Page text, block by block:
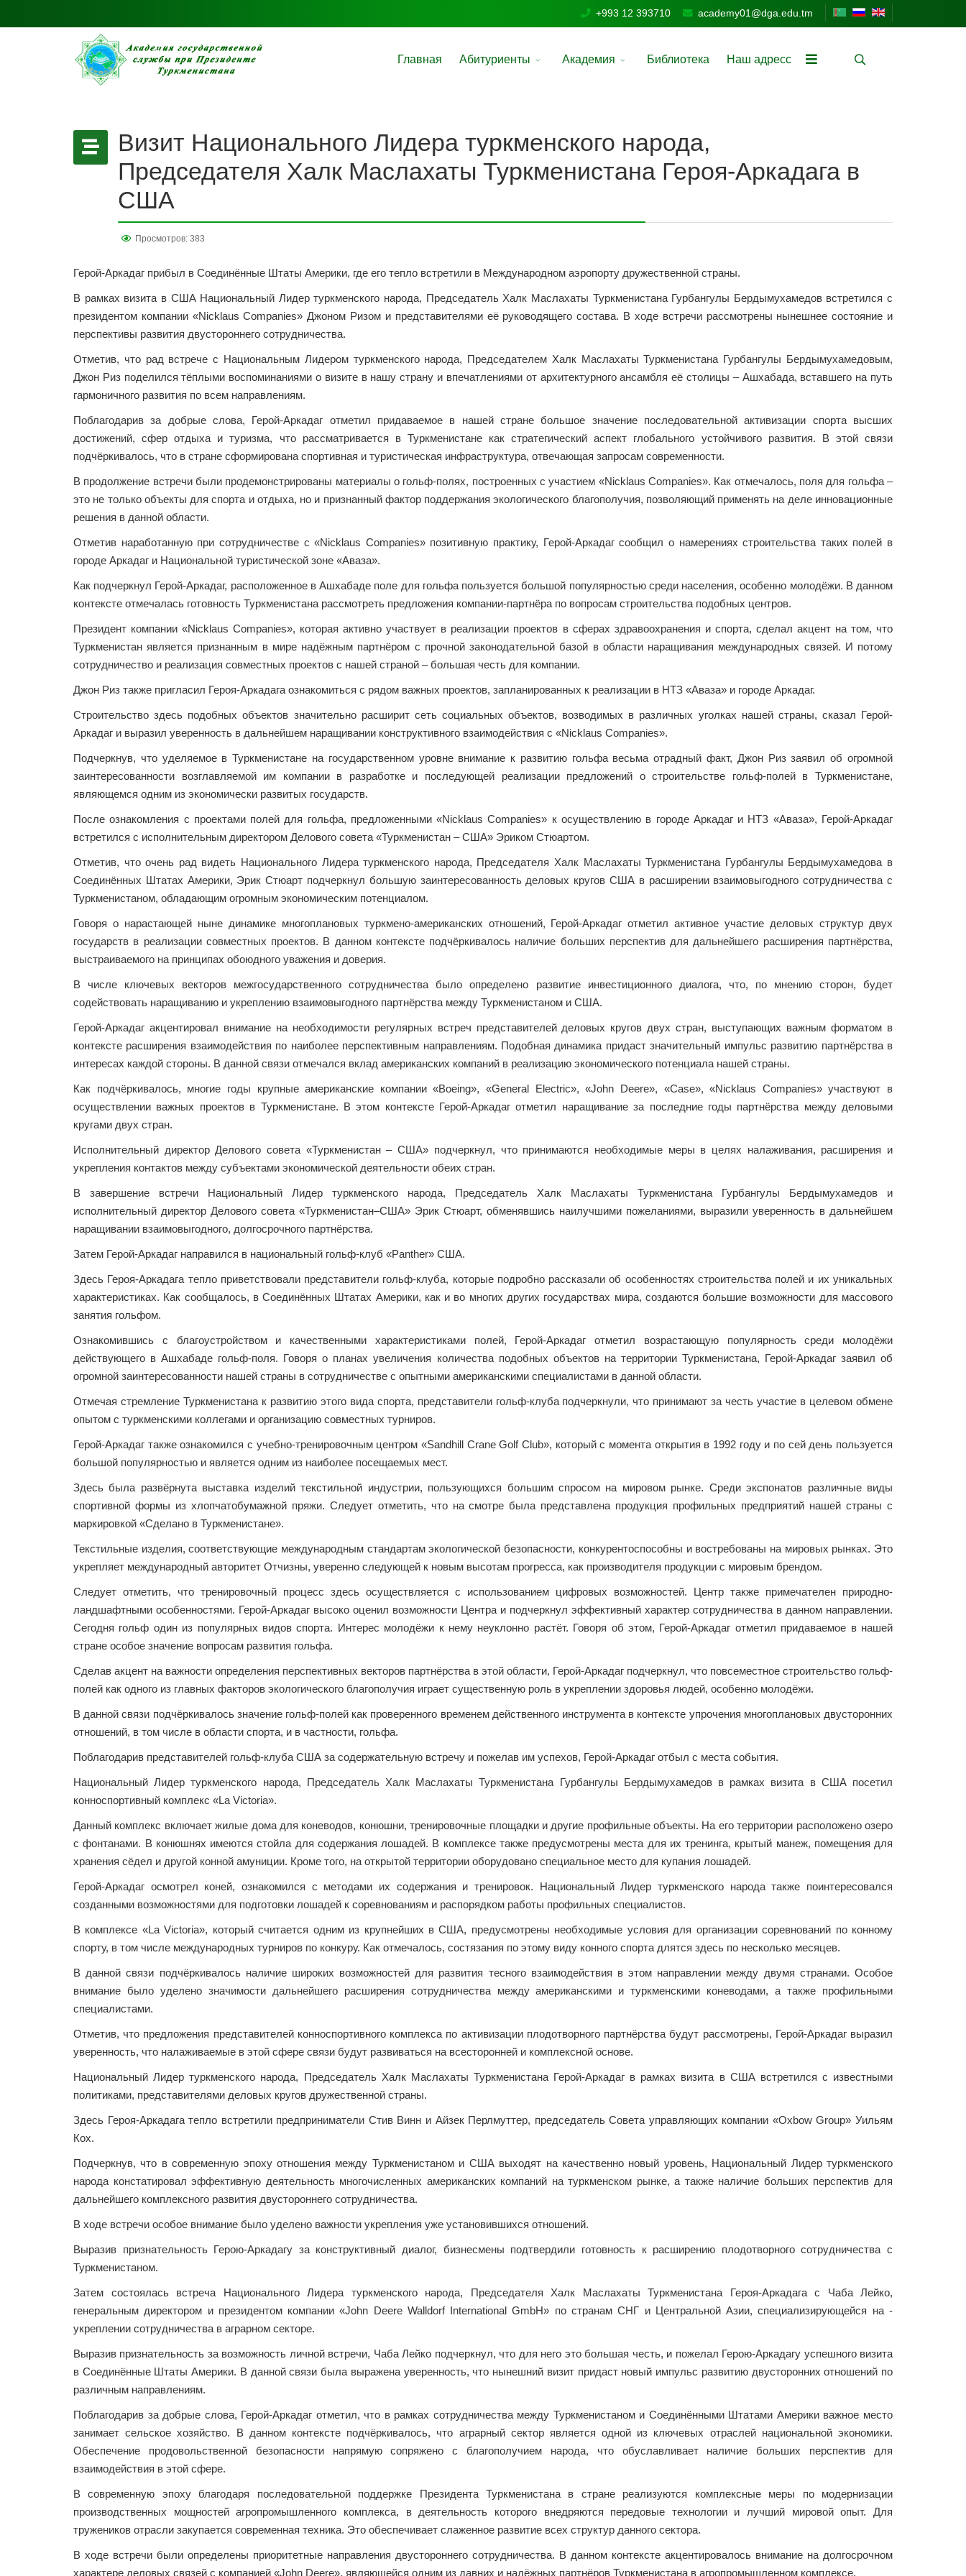
+993 12 393710 academy01@dga.edu.tm
Главная Абитуриенты Академия Библиотека Наш адресс
Визит Национального Лидера туркменского народа,
Председателя Халк Маслахаты Туркменистана Героя-Аркадага в
США
Просмотров: 383
Герой-Аркадаг прибыл в Соединённые Штаты Америки, где его тепло встретили в Международном аэропорту дружественной страны.
В рамках визита в США Национальный Лидер туркменского народа, Председатель Халк Маслахаты Туркменистана Гурбангулы Бердымухамедов встретился с
президентом компании «Nicklaus Companies» Джоном Ризом и представителями её руководящего состава. В ходе встречи рассмотрены нынешнее состояние и
перспективы развития двустороннего сотрудничества.
Отметив, что рад встрече с Национальным Лидером туркменского народа, Председателем Халк Маслахаты Туркменистана Гурбангулы Бердымухамедовым,
Джон Риз поделился тёплыми воспоминаниями о визите в нашу страну и впечатлениями от архитектурного ансамбля её столицы – Ашхабада, вставшего на путь
гармоничного развития по всем направлениям.
Поблагодарив за добрые слова, Герой-Аркадаг отметил придаваемое в нашей стране большое значение последовательной активизации спорта высших
достижений, сфер отдыха и туризма, что рассматривается в Туркменистане как стратегический аспект глобального устойчивого развития. В этой связи
подчёркивалось, что в стране сформирована спортивная и туристическая инфраструктура, отвечающая запросам современности.
В продолжение встречи были продемонстрированы материалы о гольф-полях, построенных с учас­тием «Nicklaus Companies». Как отмечалось, поля для гольфа –
это не только объекты для спорта и отдыха, но и признанный фактор поддержания экологического благополучия, позволяющий применять на деле инновационные
решения в данной области.
Отметив наработанную при сотрудничестве с «Nicklaus Companies» позитивную практику, Герой-Аркадаг сообщил о намерениях строительства таких полей в
городе Аркадаг и Национальной туристической зоне «Аваза».
Как подчеркнул Герой-Аркадаг, расположенное в Ашхабаде поле для гольфа пользуется большой популярностью среди населения, особенно молодёжи. В данном
контексте отмечалась готовность Туркменистана рассмотреть предложения компании-партнёра по вопросам строительства подобных центров.
Президент компании «Nicklaus Companies», которая активно участвует в реализации проектов в сферах здравоохранения и спорта, сделал акцент на том, что
Туркменистан является признанным в мире надёжным партнёром с прочной законодательной базой в области наращивания международных связей. И потому
сотрудничество и реализация совместных проектов с нашей страной – большая честь для компании.
Джон Риз также пригласил ­Героя-Аркадага ознакомиться с рядом важных проектов, запланированных к реализации в НТЗ «Аваза» и городе Аркадаг.
Строительство здесь подобных объектов значительно расширит сеть социальных объектов, возводимых в различных уголках нашей страны, сказал Герой-
Аркадаг и выразил уверенность в дальнейшем наращивании конструктивного взаимодействия с «Nicklaus Companies».
Подчеркнув, что уделяемое в Туркменистане на государственном уровне внимание к развитию гольфа весьма отрадный факт, Джон Риз заявил об огромной
заинтересованности возглавляемой им компании в разработке и последующей реализации предложений о строительстве гольф-полей в Туркменистане,
являющемся одним из экономически развитых государств.
После ознакомления с проектами полей для гольфа, предложенными «Nicklaus Companies» к осуществлению в городе Аркадаг и НТЗ «Аваза», Герой-Аркадаг
встретился с исполнительным директором Делового совета «Туркменистан – США» Эриком Стюартом.
Отметив, что очень рад видеть Национального Лидера туркменского народа, Председателя Халк Маслахаты Туркменистана Гурбангулы Бердымухамедова в
Соединённых Штатах Америки, Эрик Стюарт подчеркнул большую заинтересованность деловых кругов США в расширении взаимовыгодного сотрудничества с
Туркменистаном, обладающим огромным экономическим потенциалом.
Говоря о нарастающей ныне динамике многоплановых турк­мено-американских отношений, Герой-Аркадаг отметил активное участие деловых структур двух
государств в реализации совместных проектов. В данном контексте подчёркивалось наличие больших перспектив для дальнейшего расширения партнёрства,
выстраиваемого на принципах обоюдного уважения и доверия.
В числе ключевых векторов межгосударственного сотрудничества было определено развитие инвестиционного диалога, что, по мнению сторон, будет
содействовать наращиванию и укреплению взаи­мовыгодного партнёрства между Туркменистаном и США.
Герой-Аркадаг акцентировал внимание на необходимости регулярных встреч представителей деловых кругов двух стран, выступающих важным форматом в
контексте расширения взаимодействия по наиболее перспективным направлениям. Подобная динамика придаст значительный импульс развитию партнёрства в
интересах каждой стороны. В данной связи отмечался вклад американских компаний в реализацию экономического потенциала нашей страны.
Как подчёркивалось, многие годы крупные американские компании «Boeing», «General Electric», «John Deere», «Case», «Nicklaus Companies» участвуют в
осуществлении важных проектов в Туркменистане. В этом контексте Герой-Аркадаг отметил наращивание за последние годы партнёрства между деловыми
кругами двух стран.
Исполнительный директор Делового совета «Туркменистан – США» подчеркнул, что принимаются необходимые меры в целях налаживания, расширения и
укрепления контактов между субъектами экономической деятельности обеих стран.
В завершение встречи Нацио­нальный Лидер туркменского народа, Председатель Халк Маслахаты Туркменистана Гурбангулы Бердымухамедов и
исполнительный директор Делового совета «Туркменистан–США» Эрик Стюарт, обменявшись наилучшими пожеланиями, выразили уверенность в дальнейшем
наращивании взаимовыгодного, долгосрочного парт­нёрства.
Затем Герой-Аркадаг направился в национальный гольф-клуб «Panther» США.
Здесь Героя-Аркадага тепло приветствовали представители гольф-клуба, которые подробно рассказали об особенностях строительства полей и их уникальных
характеристиках. Как сообщалось, в Соединённых Штатах Америки, как и во многих других государствах мира, создаются большие возможности для массового
занятия гольфом.
Ознакомившись с благоустройством и качественными характеристиками полей, Герой-Аркадаг отметил возрастающую популярность среди молодёжи
действующего в Ашхабаде гольф-поля. Говоря о планах увеличения количества подобных объектов на территории Туркменистана, Герой-Аркадаг заявил об
огромной заинтересованности нашей страны в сотрудничестве с опытными американскими специа­листами в данной области.
Отмечая стремление Туркменистана к развитию этого вида спорта, представители гольф-клуба подчеркнули, что принимают за честь участие в целевом обмене
опытом с туркменскими коллегами и организацию совместных турниров.
Герой-Аркадаг также ознакомился с учебно-тренировочным центром «Sandhill Crane Golf Club», который с момента открытия в 1992 году и по сей день пользуется
большой популярностью и является одним из наиболее посещаемых мест.
Здесь была развёрнута выставка изделий текстильной индустрии, пользующихся большим спросом на мировом рынке. Среди экспонатов различные виды
спортивной формы из хлопчатобумажной пряжи. Следует отметить, что на смотре была представлена продукция профильных предприятий нашей страны с
маркировкой «Сделано в Туркменистане».
Текстильные изделия, соответствующие международным стандартам экологической безопасности, конкурентоспособны и востребованы на мировых рынках. Это
укрепляет международный авторитет Отчизны, уверенно следующей к новым высотам прогресса, как производителя продукции с мировым брендом.
Следует отметить, что тренировочный процесс здесь осуществляется с использованием цифровых возможностей. Центр также примечателен природно-
ландшафтными особенностями. Герой-Аркадаг высоко оценил возможности Центра и подчеркнул эффективный характер сотрудничества в данном направлении.
Сегодня гольф один из популярных видов спорта. Интерес молодёжи к нему неуклонно растёт. Говоря об этом, Герой-Аркадаг отметил придаваемое в нашей
стране особое значение вопросам развития гольфа.
Сделав акцент на важности определения перспективных векторов партнёрства в этой области, Герой-Аркадаг подчеркнул, что повсеместное строительство гольф-
полей как одного из главных факторов экологического благополучия играет существенную роль в укреплении здоровья людей, особенно молодёжи.
В данной связи подчёркивалось значение гольф-полей как проверенного временем действенного инструмента в контексте упрочения многоплановых двусторонних
отношений, в том числе в области спорта, и в частности, гольфа.
Поблагодарив представителей гольф-клуба США за содержательную встречу и пожелав им успехов, Герой-Аркадаг отбыл с места события.
Национальный Лидер туркменского народа, Председатель Халк Маслахаты Туркменистана Гурбангулы Бердымухамедов в рамках визита в США посетил
конноспортивный комплекс «La Victoria».
Данный комплекс включает жилые дома для коневодов, конюшни, тренировочные площадки и другие профильные объекты. На его территории расположено озеро
с фонтанами. В конюшнях имеются стойла для содержания лошадей. В комплексе также предусмотрены места для их тренинга, крытый манеж, помещения для
хранения сёдел и другой конной амуниции. Кроме того, на открытой территории оборудовано специальное место для купания лошадей.
Герой-Аркадаг осмотрел коней, ознакомился с методами их содержания и тренировок. Национальный Лидер туркменского народа также поинтересовался
созданными возможностями для подготовки лошадей к соревнованиям и распорядком работы профильных специалистов.
В комплексе «La Victoria», который считается одним из крупнейших в США, предусмотрены необходимые условия для организации соревнований по конному
спорту, в том числе международных турниров по конкуру. Как отмечалось, состязания по этому виду конного спорта длятся здесь по несколько месяцев.
В данной связи подчёркивалось наличие широких возможностей для развития тесного взаимодействия в этом направлении между двумя странами. Особое
внимание было уделено значимости дальнейшего расширения сотрудничества между американскими и туркменскими коневодами, а также профильными
специалистами.
Отметив, что предложения представителей конноспортивного комплекса по активизации плодотворного партнёрства будут рассмотрены, Герой-Аркадаг выразил
уверенность, что налаживаемые в этой сфере связи будут развиваться на всесторонней и комплексной основе.
Национальный Лидер туркменского народа, Председатель Халк Маслахаты Туркменистана Герой-Аркадаг в рамках визита в США встретился с известными
политиками, представителями деловых кругов дружественной страны.
Здесь Героя-Аркадага тепло встретили предприниматели Стив Винн и Айзек Перлмуттер, председатель Совета управляющих компании «Oxbow Group» Уильям
Кох.
Подчеркнув, что в современную эпоху отношения между Туркменистаном и США выходят на качественно новый уровень, Национальный Лидер туркменского
народа констатировал эффективную деятельность многочисленных американских компаний на туркменском рынке, а также наличие больших перспектив для
дальнейшего комплексного развития двустороннего сотрудничества.
В ходе встречи особое внимание было уделено важности укрепления уже установившихся отношений.
Выразив признательность Герою-Аркадагу за конструктивный диалог, бизнесмены подтвердили готовность к расширению плодотворного сотрудничества с
Туркменистаном.
Затем состоялась встреча Национального Лидера туркменского народа, Председателя Халк Маслахаты Туркменистана Героя-Аркадага с Чаба Лейко,
генеральным директором и президентом компании «John Deere Walldorf International GmbH» по странам СНГ и Центральной Азии, специализирующейся на ­
укреплении сотрудничества в аграрном секторе.
Выразив признательность за возможность личной встречи, Чаба Лейко подчеркнул, что для него это большая честь, и пожелал ­Герою-Аркадагу успешного визита
в Соединённые Штаты Америки. В данной связи была выражена уверенность, что нынешний визит придаст новый импульс развитию двусторонних отношений по
различным направлениям.
Поблагодарив за добрые слова, Герой-Аркадаг отметил, что в рамках сотрудничества между Туркменистаном и Соединёнными Штатами Америки важное место
занимает сельское хозяйство. В данном контексте подчёркивалось, что аграрный сектор является одной из ключевых отраслей национальной экономики.
Обеспечение продовольственной безопасности напрямую сопряжено с благополучием народа, что обуславливает наличие больших перспектив для
взаимодействия в этой сфере.
В современную эпоху благодаря последовательной поддержке Президента Туркменистана в стране реализуются комплексные меры по модернизации
производственных мощностей агропромышленного комплекса, в деятельность которого внедряются передовые технологии и лучший мировой опыт. Для
тружеников отрасли закупается современная техника. Это обеспечивает слаженное развитие всех структур данного сектора.
В ходе встречи были определены приоритетные направления двустороннего сотрудничества. В данном контексте акцентировалось внимание на долгосрочном
характере деловых связей с компанией «John Deere», являющейся одним из давних и надёжных партнёров Туркменистана в агропромышленном комплексе.